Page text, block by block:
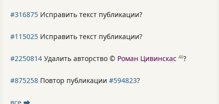
#316875 Исправить текст публикации?
#115025 Исправить текст публикации?
#2250814 Удалить авторство © Роман Цивинскас 46?
#875258 Повтор публикации #594823?